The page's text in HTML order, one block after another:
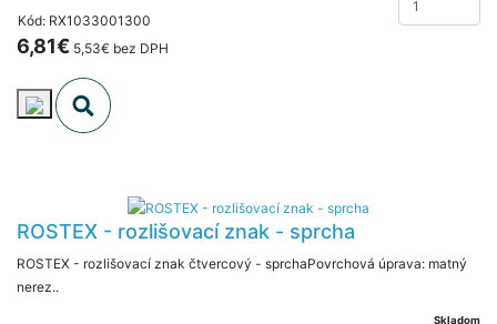
Kód: RX1033001300
6,81€ 5,53€ bez DPH
ROSTEX - rozlišovací znak - sprcha
ROSTEX - rozlišovací znak čtvercový - sprchaPovrchová úprava: matný
nerez..
Skladom